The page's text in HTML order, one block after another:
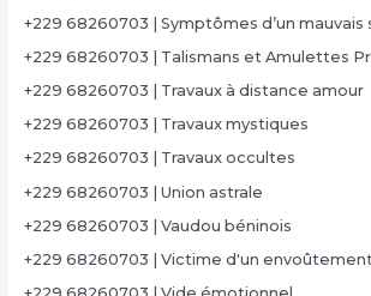
+229 68260703 | Symptômes d’un mauvais
+229 68260703 | Talismans et Amulettes
+229 68260703 | Travaux à distance amour
+229 68260703 | Travaux mystiques
+229 68260703 | Travaux occultes
+229 68260703 | Union astrale
+229 68260703 | Vaudou béninois
+229 68260703 | Victime d'un